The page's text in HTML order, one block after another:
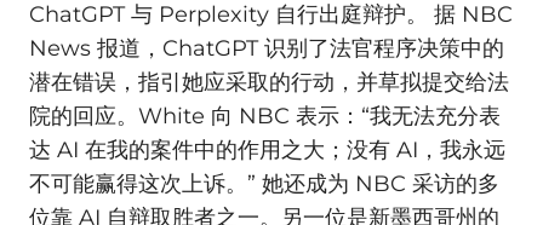
ChatGPT 与 Perplexity 自行出庭辩护。 据 NBC
News 报道，ChatGPT 识别了法官程序决策中的
潜在错误，指引她应采取的行动，并草拟提交给法
院的回应。White 向 NBC 表示：“我无法充分表
达 AI 在我的案件中的作用之大；没有 AI，我永远
不可能赢得这次上诉。” 她还成为 NBC 采访的多
位靠 AI 自辩取胜者之一。另一位是新墨西哥州的